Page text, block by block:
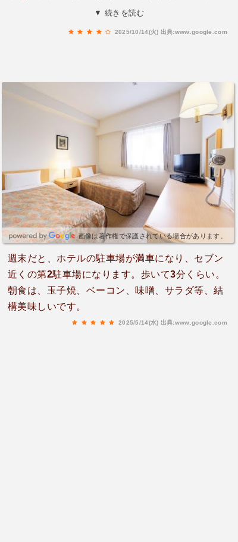
いたので、夕食付きはありがたかったです。コン
▼ 続きを読む
2025/10/14(火) 出典:www.google.com
画像は著作権で保護されている場合があります。
週末だと、ホテルの駐車場が満車になり、セブン
近くの第2駐車場になります。歩いて3分くらい。
朝食は、玉子焼、ベーコン、味噌、サラダ等、結
構美味しいです。
2025/5/14(水) 出典:www.google.com